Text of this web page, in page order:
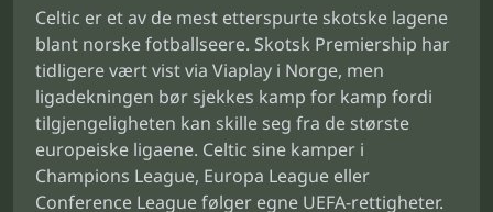
Celtic er et av de mest etterspurte skotske lagene
blant norske fotballseere. Skotsk Premiership har
tidligere vært vist via Viaplay i Norge, men
ligadekningen bør sjekkes kamp for kamp fordi
tilgjengeligheten kan skille seg fra de største
europeiske ligaene. Celtic sine kamper i
Champions League, Europa League eller
Conference League følger egne UEFA-rettigheter.